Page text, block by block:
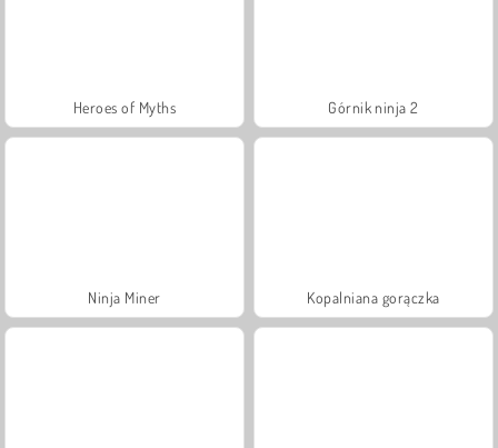
Heroes of Myths Górnik ninja 2
Ninja Miner Kopalniana gorączka